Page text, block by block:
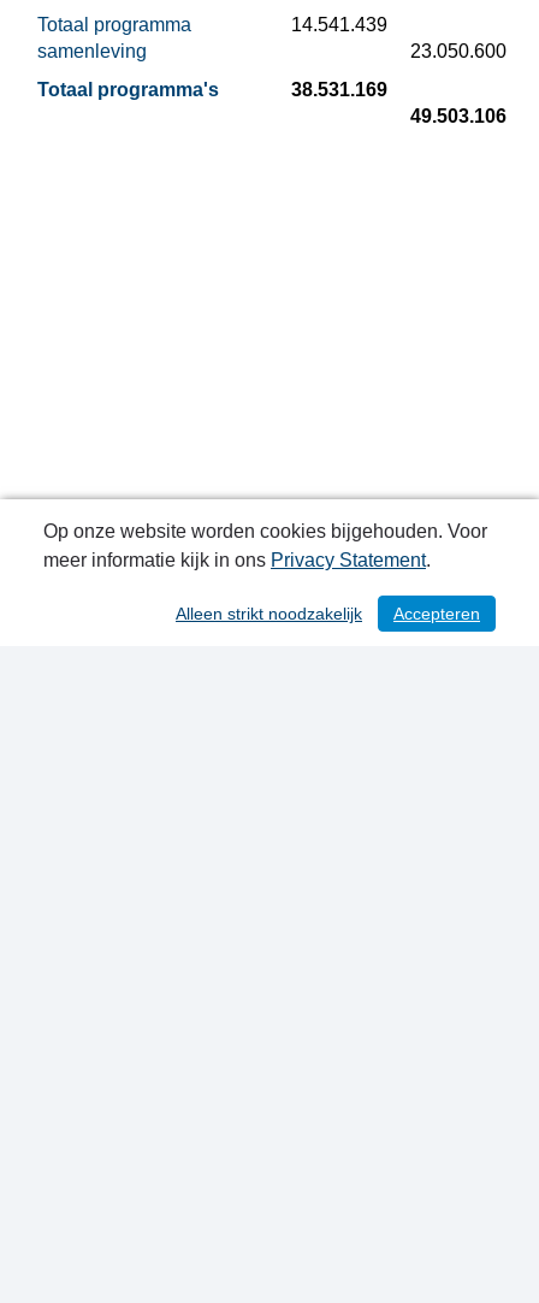
Totaal programma
samenleving
14.541.439
23.050.600
Totaal programma's
38.531.169
49.503.106
/ 106
Op onze website worden cookies bijgehouden. Voor
meer informatie kijk in ons Privacy Statement.
Accepteren
Alleen strikt noodzakelijk